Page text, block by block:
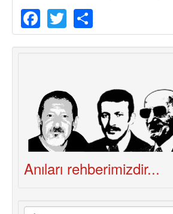
Facebook
Twitter
Anıları rehberimizdir...